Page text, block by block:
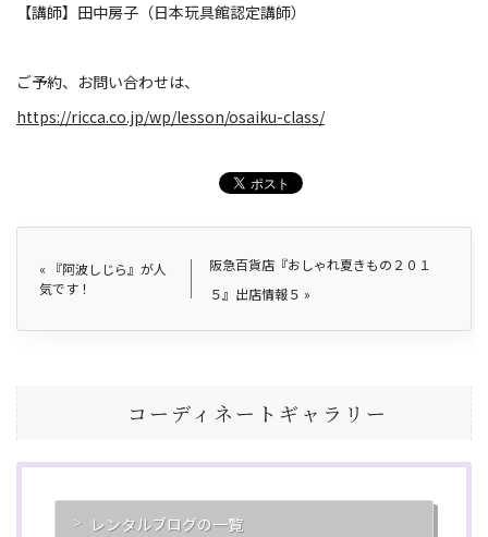
【講師】田中房子（日本玩具館認定講師）
ご予約、お問い合わせは、
https://ricca.co.jp/wp/lesson/osaiku-class/
« 『阿波しじら』が人
気です！
阪急百貨店『おしゃれ夏きもの２０１
５』出店情報５ »
コーディネートギャラリー
レンタルブログの一覧